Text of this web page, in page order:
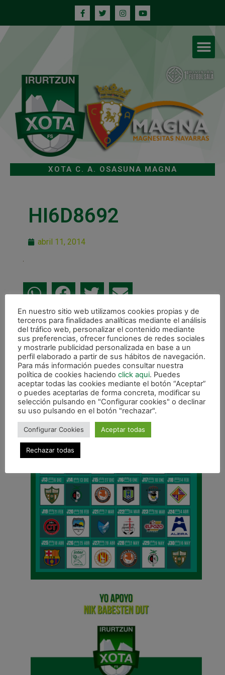
XOTA C. A. OSASUNA MAGNA
HI6D8692
abril 11, 2014
ANTERIOR
Desplazamiento a Santa Coloma para disputar un partido vital
CALENDARIO DE LIGA
En nuestro sitio web utilizamos cookies propias y de
terceros para finalidades analíticas mediante el análisis
del tráfico web, personalizar el contenido mediante
sus preferencias, ofrecer funciones de redes sociales
y mostrarle publicidad personalizada en base a un
perfil elaborado a partir de sus hábitos de navegación.
Para más información puedes consultar nuestra
política de cookies haciendo click aqui. Puedes
aceptar todas las cookies mediante el botón “Aceptar”
o puedes aceptarlas de forma concreta, modificar su
selección pulsando en "Configurar cookies" o declinar
su uso pulsando en el botón "rechazar".
Configurar Cookies Aceptar todas
Rechazar todas